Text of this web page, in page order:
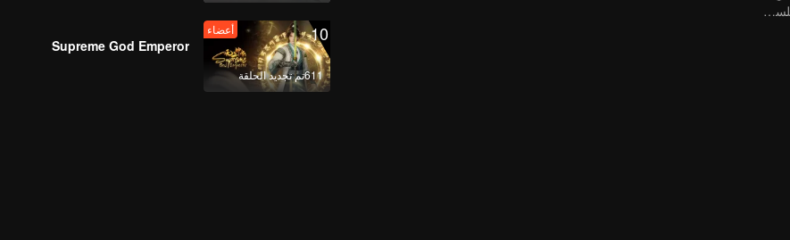
"نوع قصير من المسلسل التلفزيوني "إغراء العودة إلى المنزل
10
611تم تجديد الحلقة
أعضاء
Supreme God Emperor